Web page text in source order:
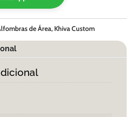
de Área, Khiva Custom